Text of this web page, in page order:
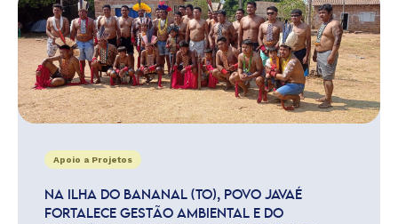
Apoio a Projetos
NA ILHA DO BANANAL (TO), POVO JAVAÉ
FORTALECE GESTÃO AMBIENTAL E DO